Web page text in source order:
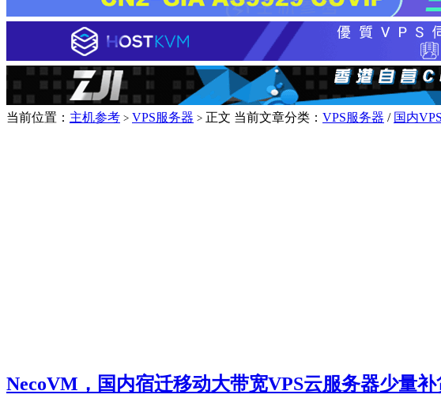
当前位置： 主机参考 > VPS服务器 > 正文 当前文章分类： VPS服务器 / 国内VPS
NecoVM，国内宿迁移动大带宽VPS云服务器少量